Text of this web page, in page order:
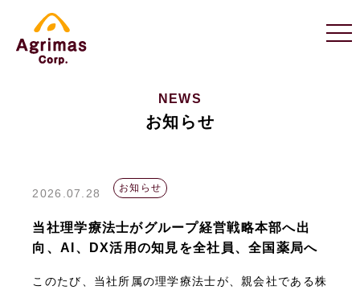
NEWS
お知らせ
2026.07.28 お知らせ
当社理学療法士がグループ経営戦略本部へ出
向、AI、DX活用の知見を全社員、全国薬局へ
このたび、当社所属の理学療法士が、親会社である株